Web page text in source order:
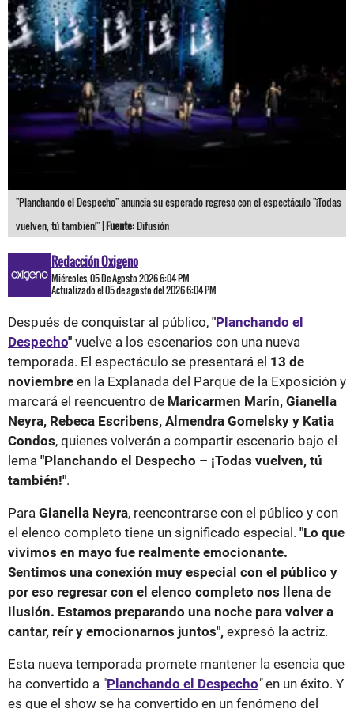
"Planchando el Despecho" anuncia su esperado regreso con el espectáculo "¡Todas
vuelven, tú también!" |Fuente:Difusión
Redacción Oxigeno
Miércoles, 05 De Agosto 2026 6:04 PM
Actualizado el 05 de agosto del 2026 6:04 PM
Después de conquistar al público, "Planchando el
Despecho" vuelve a los escenarios con una nueva
temporada. El espectáculo se presentará el 13 de
noviembre en la Explanada del Parque de la Exposición y
marcará el reencuentro de Maricarmen Marín, Gianella
Neyra, Rebeca Escribens, Almendra Gomelsky y Katia
Condos, quienes volverán a compartir escenario bajo el
lema "Planchando el Despecho – ¡Todas vuelven, tú
también!".
Para Gianella Neyra, reencontrarse con el público y con
el elenco completo tiene un significado especial. "Lo que
vivimos en mayo fue realmente emocionante.
Sentimos una conexión muy especial con el público y
por eso regresar con el elenco completo nos llena de
ilusión. Estamos preparando una noche para volver a
cantar, reír y emocionarnos juntos", expresó la actriz.
Esta nueva temporada promete mantener la esencia que
ha convertido a "Planchando el Despecho"en un éxito. Y
es que el show se ha convertido en un fenómeno del